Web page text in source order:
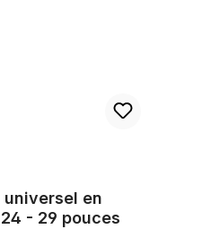
en
- 29 pouces